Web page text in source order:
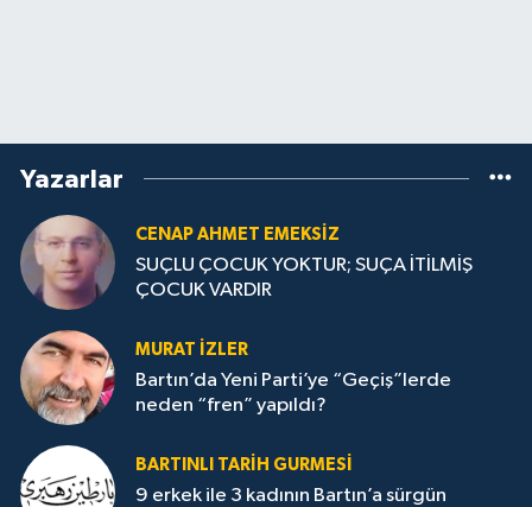
Yazarlar
CENAP AHMET EMEKSİZ
SUÇLU ÇOCUK YOKTUR; SUÇA İTİLMİŞ
ÇOCUK VARDIR
MURAT İZLER
Bartın’da Yeni Parti’ye “Geçiş”lerde
neden “fren” yapıldı?
BARTINLI TARIH GURMESI
9 erkek ile 3 kadının Bartın’a sürgün